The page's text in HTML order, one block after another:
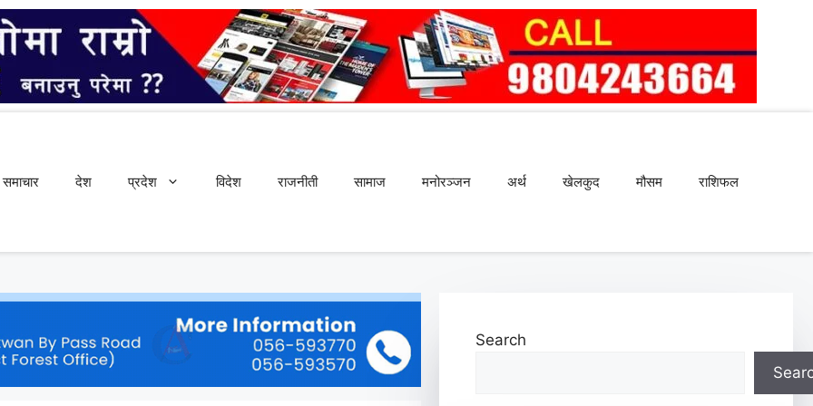
समाचार देश प्रदेश विदेश राजनीती सामाज मनोरञ्जन अर्थ खेलकुद मौसम राशिफल
Search